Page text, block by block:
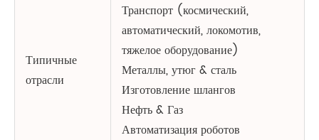
Типичные
отрасли
Транспорт (космический,
автоматический, локомотив,
тяжелое оборудование)
Металлы, утюг & сталь
Изготовление шлангов
Нефть & Газ
Автоматизация роботов